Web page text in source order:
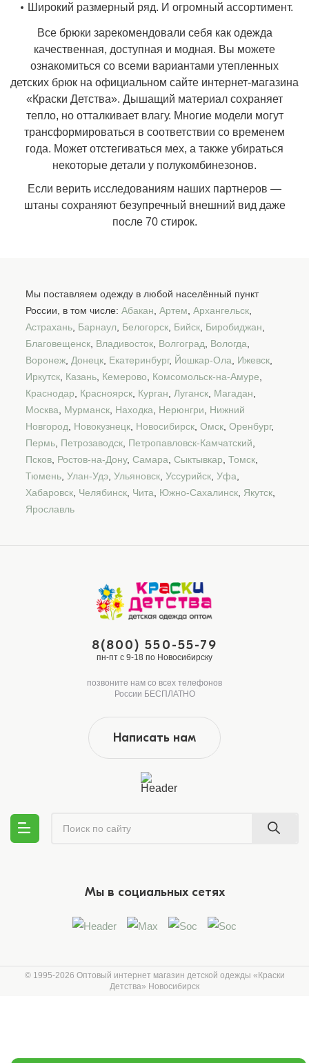
Широкий размерный ряд. И огромный ассортимент.
Все брюки зарекомендовали себя как одежда
качественная, доступная и модная. Вы можете
ознакомиться со всеми вариантами утепленных
детских брюк на официальном сайте интернет-магазина
«Краски Детства». Дышащий материал сохраняет
тепло, но отталкивает влагу. Многие модели могут
трансформироваться в соответствии со временем
года. Может отстегиваться мех, а также убираться
некоторые детали у полукомбинезонов.
Если верить исследованиям наших партнеров —
штаны сохраняют безупречный внешний вид даже
после 70 стирок.
Мы поставляем одежду в любой населённый пункт
России, в том числе: Абакан Артем Архангельск
Астрахань Барнаул Белогорск Бийск Биробиджан
Благовещенск Владивосток Волгоград Вологда
Воронеж Донецк Екатеринбург, Йошкар-Ола Ижевск
Иркутск Казань Кемерово Комсомольск-на-Амуре
Краснодар
Красноярск Курган Луганск Магадан
Москва
Мурманск Находка Нерюнгри
Нижний
Новгород
Новокузнецк Новосибирск Омск Оренбург,
Пермь Петрозаводск Петропавловск-Камчатский
Псков Ростов-на-Дону, Самара Сыктывкар Томск
Тюмень Улан-Удэ Ульяновск Уссурийск Уфа
Хабаровск Челябинск Чита Южно-Сахалинск Якутск
Ярославль
8(800) 550-55-79
пн-пт с 9-18 по Новосибирску
позвоните нам со всех телефонов
России БЕСПЛАТНО
Написать нам
Мы в социальных сетях
© 1995-2026 Оптовый интернет магазин детской одежды «Краски
Детства» Новосибирск